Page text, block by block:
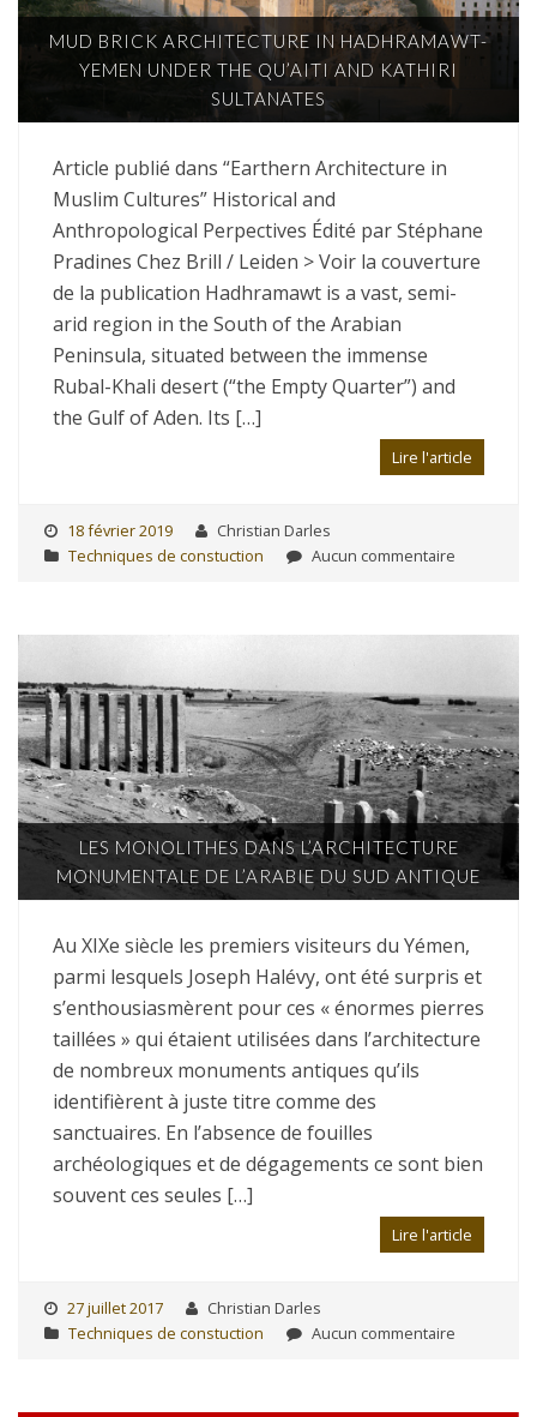
MUD BRICK ARCHITECTURE IN HADHRAMAWT-
YEMEN UNDER THE QU’AITI AND KATHIRI
SULTANATES
Article publié dans “Earthern Architecture in
Muslim Cultures” Historical and
Anthropological Perpectives Édité par Stéphane
Pradines Chez Brill / Leiden > Voir la couverture
de la publication Hadhramawt is a vast, semi-
arid region in the South of the Arabian
Peninsula, situated between the immense
Rubal-Khali desert (“the Empty Quarter”) and
the Gulf of Aden. Its […]
Lire l'article
18 février 2019
Christian Darles
Techniques de constuction
Aucun commentaire
LES MONOLITHES DANS L’ARCHITECTURE
MONUMENTALE DE L’ARABIE DU SUD ANTIQUE
Au XIXe siècle les premiers visiteurs du Yémen,
parmi lesquels Joseph Halévy, ont été surpris et
s’enthousiasmèrent pour ces « énormes pierres
taillées » qui étaient utilisées dans l’architecture
de nombreux monuments antiques qu’ils
identifièrent à juste titre comme des
sanctuaires. En l’absence de fouilles
archéologiques et de dégagements ce sont bien
souvent ces seules […]
Lire l'article
27 juillet 2017
Christian Darles
Techniques de constuction
Aucun commentaire